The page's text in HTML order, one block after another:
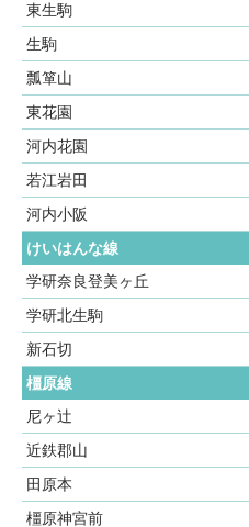
東生駒
生駒
瓢箪山
東花園
河内花園
若江岩田
河内小阪
けいはんな線
学研奈良登美ヶ丘
学研北生駒
新石切
橿原線
尼ヶ辻
近鉄郡山
田原本
橿原神宮前